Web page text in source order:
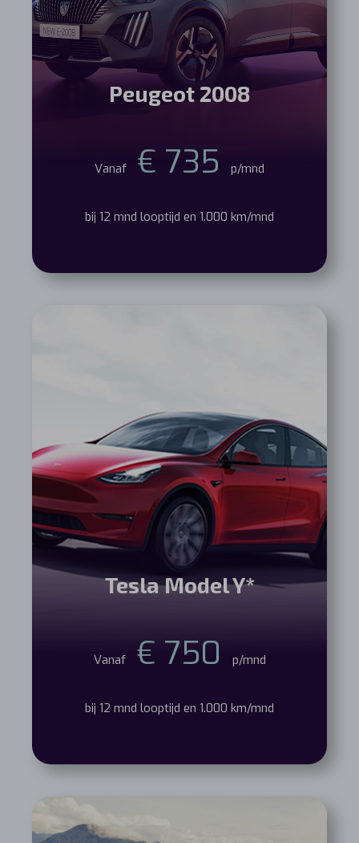
Peugeot 2008
Vanaf € 735 p/mnd
bij 12 mnd looptijd en 1.000 km/mnd
Tesla Model Y*
Vanaf € 750 p/mnd
bij 12 mnd looptijd en 1.000 km/mnd